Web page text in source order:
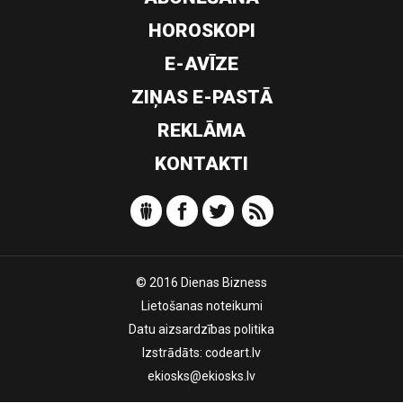
HOROSKOPI
E-AVĪZE
ZIŅAS E-PASTĀ
REKLĀMA
KONTAKTI
© 2016 Dienas Bizness
Lietošanas noteikumi
Datu aizsardzības politika
Izstrādāts: codeart.lv
ekiosks@ekiosks.lv